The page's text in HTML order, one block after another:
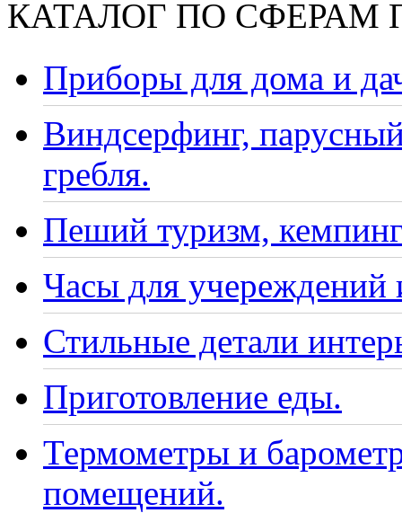
КАТАЛОГ ПО СФЕРАМ
Приборы для дома и
Виндсерфинг,
гребля.
Пеший туризм,
Часы для учереждений
Стильные детали
Приготовление еды.
Термометры и
помещений.